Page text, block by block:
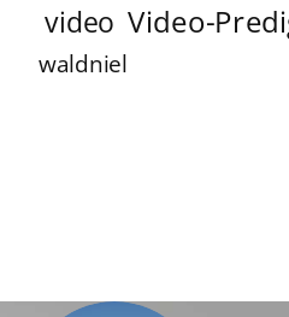
video Video-
waldniel